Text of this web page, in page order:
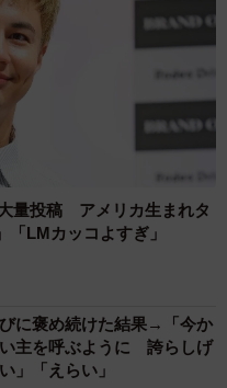
量投稿 アメリカ生まれタ
LMカッコよすぎ」
に褒め続けた結果→「今か
主を呼ぶように 誇らしげ
」「えらい」